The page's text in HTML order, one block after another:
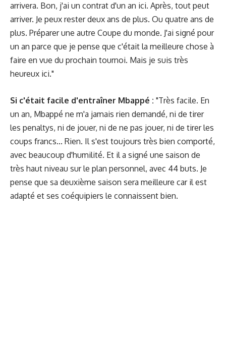
arrivera. Bon, j'ai un contrat d'un an ici. Après, tout peut
arriver. Je peux rester deux ans de plus. Ou quatre ans de
plus. Préparer une autre Coupe du monde. J'ai signé pour
un an parce que je pense que c'était la meilleure chose à
faire en vue du prochain tournoi. Mais je suis très
heureux ici."
Si c'était facile d'entraîner Mbappé : "Très facile. En
un an, Mbappé ne m'a jamais rien demandé, ni de tirer
les penaltys, ni de jouer, ni de ne pas jouer, ni de tirer les
coups francs... Rien. Il s'est toujours très bien comporté,
avec beaucoup d'humilité. Et il a signé une saison de
très haut niveau sur le plan personnel, avec 44 buts. Je
pense que sa deuxième saison sera meilleure car il est
adapté et ses coéquipiers le connaissent bien.